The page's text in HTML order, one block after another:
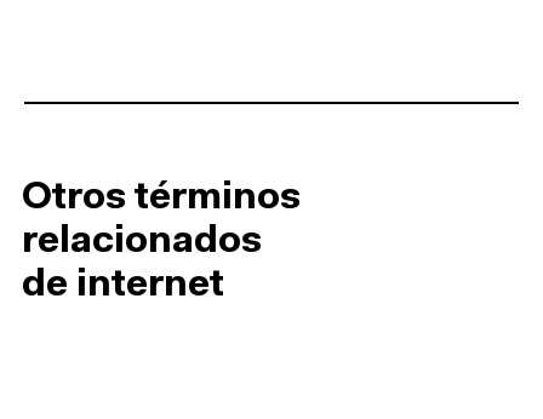
Otros términos
relacionados
de internet